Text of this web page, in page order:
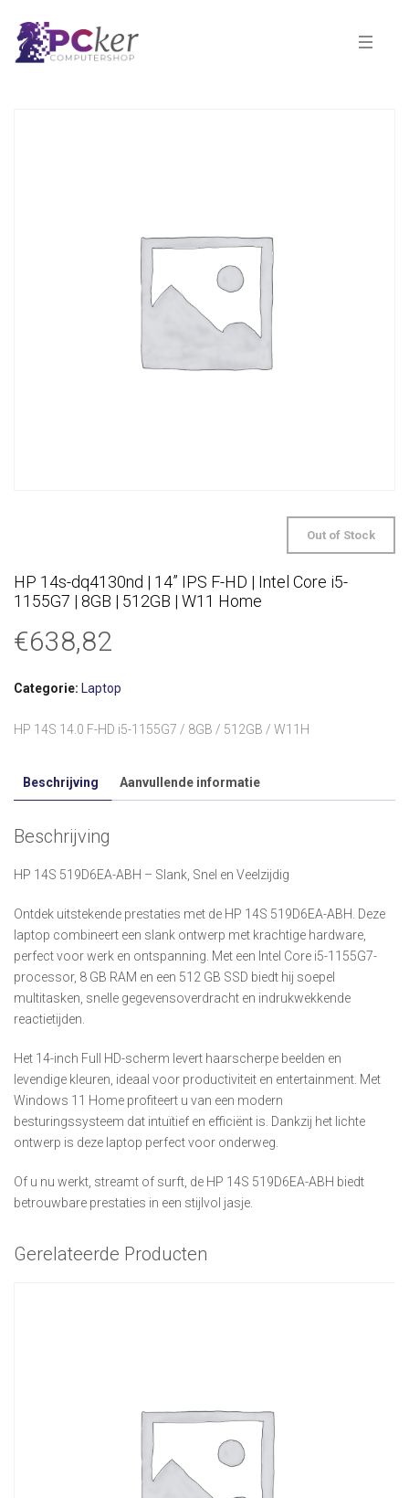
Out of Stock
HP 14s-dq4130nd | 14” IPS F-HD | Intel Core i5-
1155G7 | 8GB | 512GB | W11 Home
€638,82
Categorie: Laptop
HP 14S 14.0 F-HD i5-1155G7 / 8GB / 512GB / W11H
Beschrijving Aanvullende informatie
Beschrijving
HP 14S 519D6EA-ABH – Slank, Snel en Veelzijdig
Ontdek uitstekende prestaties met de HP 14S 519D6EA-ABH. Deze
laptop combineert een slank ontwerp met krachtige hardware,
perfect voor werk en ontspanning. Met een Intel Core i5-1155G7-
processor, 8 GB RAM en een 512 GB SSD biedt hij soepel
multitasken, snelle gegevensoverdracht en indrukwekkende
reactietijden.
Het 14-inch Full HD-scherm levert haarscherpe beelden en
levendige kleuren, ideaal voor productiviteit en entertainment. Met
Windows 11 Home profiteert u van een modern
besturingssysteem dat intuïtief en efficiënt is. Dankzij het lichte
ontwerp is deze laptop perfect voor onderweg.
Of u nu werkt, streamt of surft, de HP 14S 519D6EA-ABH biedt
betrouwbare prestaties in een stijlvol jasje.
Gerelateerde Producten